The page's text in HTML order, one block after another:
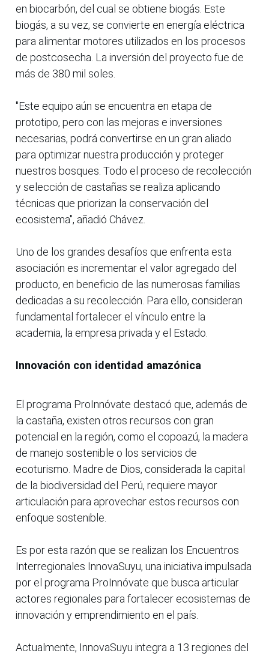
en biocarbón, del cual se obtiene biogás. Este
biogás, a su vez, se convierte en energía eléctrica
para alimentar motores utilizados en los procesos
de postcosecha. La inversión del proyecto fue de
más de 380 mil soles.
"Este equipo aún se encuentra en etapa de
prototipo, pero con las mejoras e inversiones
necesarias, podrá convertirse en un gran aliado
para optimizar nuestra producción y proteger
nuestros bosques. Todo el proceso de recolección
y selección de castañas se realiza aplicando
técnicas que priorizan la conservación del
ecosistema", añadió Chávez.
Uno de los grandes desafíos que enfrenta esta
asociación es incrementar el valor agregado del
producto, en beneficio de las numerosas familias
dedicadas a su recolección. Para ello, consideran
fundamental fortalecer el vínculo entre la
academia, la empresa privada y el Estado.
Innovación con identidad amazónica
El programa ProInnóvate destacó que, además de
la castaña, existen otros recursos con gran
potencial en la región, como el copoazú, la madera
de manejo sostenible o los servicios de
ecoturismo. Madre de Dios, considerada la capital
de la biodiversidad del Perú, requiere mayor
articulación para aprovechar estos recursos con
enfoque sostenible.
Es por esta razón que se realizan los Encuentros
Interregionales InnovaSuyu, una iniciativa impulsada
por el programa ProInnóvate que busca articular
actores regionales para fortalecer ecosistemas de
innovación y emprendimiento en el país.
Actualmente, InnovaSuyu integra a 13 regiones del